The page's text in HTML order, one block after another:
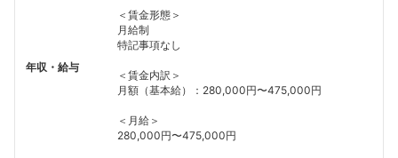
年収・給与
＜賃金形態＞
月給制
特記事項なし
＜賃金内訳＞
月額（基本給）：280,000円〜475,000円
＜月給＞
280,000円〜475,000円